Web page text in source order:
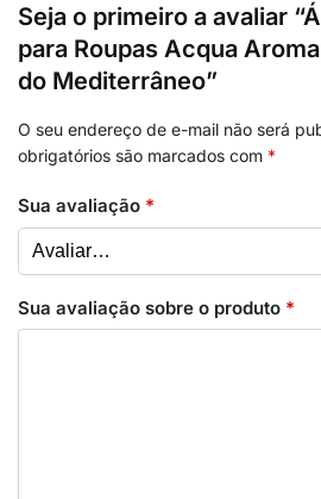
Seja o primeiro a avaliar
para Roupas Acqua
do Mediterrâneo”
O seu endereço de e-mail não será
obrigatórios são marcados com *
Sua avaliação *
Sua avaliação sobre o produto *